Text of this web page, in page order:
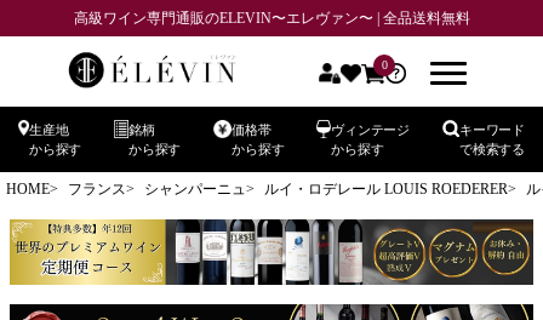
高級ワイン専門通販のELEVIN〜エレヴァン〜 | 全品送料無料
0
生産地
から探す
銘柄
から探す
価格帯
から探す
ヴィンテージ
から探す
キーワード
で検索する
HOME フランス シャンパーニュ ルイ・ロデレール LOUIS ROEDERER